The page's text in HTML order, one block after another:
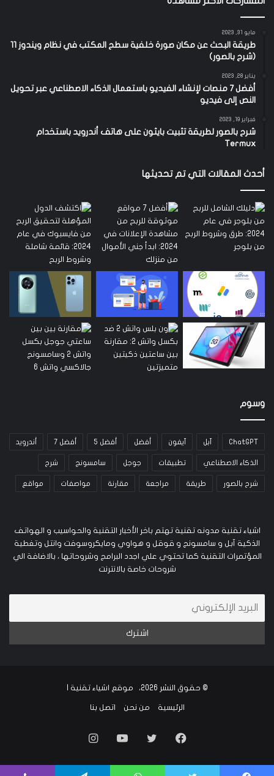
مايو 31, 2023
طريقة البحث عن مكان صورة خلفية سطح المكتب في نظام ويندوز 11
(شرح بالصور)
يناير 28, 2023
أفضل 7 منصات لإنشاء الفيديو باستعمال الذكاء الاصطناعي عبر تحويل
النص إلى فيديو
فبراير 19, 2023
شرح بالصور لطريقة تثبيت بايثون على هاتف أندرويد باستخدام
Termux
أحدث المقالات التي تم تحديثها
وسوم
ChatGPT آبل آيفون أفضل أفضل 5 أفضل 7 أندرويد
الذكاء الاصطناعي تطبيقات جوجل سامسونج شرح
شرح بالصور طريقة مراجعة مقارنة مواصفات مواقع
اشياء تقنية مدونه تقنية تهتم باخر الأخبار التقنية والحواسيب و الهواتف
الذكية آبل و سامسونج و قوقل و هواوي ومايكروسوفت وانتل وتغطية
المؤتمرات التقنية كما تحتوي علي اجدد البرامج وشروحاتها ، بالاضافة الي
شروحات خاصة بالانترنت
© حقوق النشر 2026، موقع اشياء تقنية |
الرئيسية من نحن اتصل بنا
فيسبوكتويتر يوتيوب